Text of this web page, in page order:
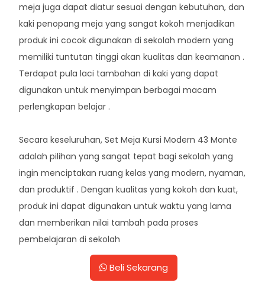
meja juga dapat diatur sesuai dengan kebutuhan, dan
kaki penopang meja yang sangat kokoh menjadikan
produk ini cocok digunakan di sekolah modern yang
memiliki tuntutan tinggi akan kualitas dan keamanan .
Terdapat pula laci tambahan di kaki yang dapat
digunakan untuk menyimpan berbagai macam
perlengkapan belajar .
Secara keseluruhan, Set Meja Kursi Modern 43 Monte
adalah pilihan yang sangat tepat bagi sekolah yang
ingin menciptakan ruang kelas yang modern, nyaman,
dan produktif . Dengan kualitas yang kokoh dan kuat,
produk ini dapat digunakan untuk waktu yang lama
dan memberikan nilai tambah pada proses
pembelajaran di sekolah
Beli Sekarang